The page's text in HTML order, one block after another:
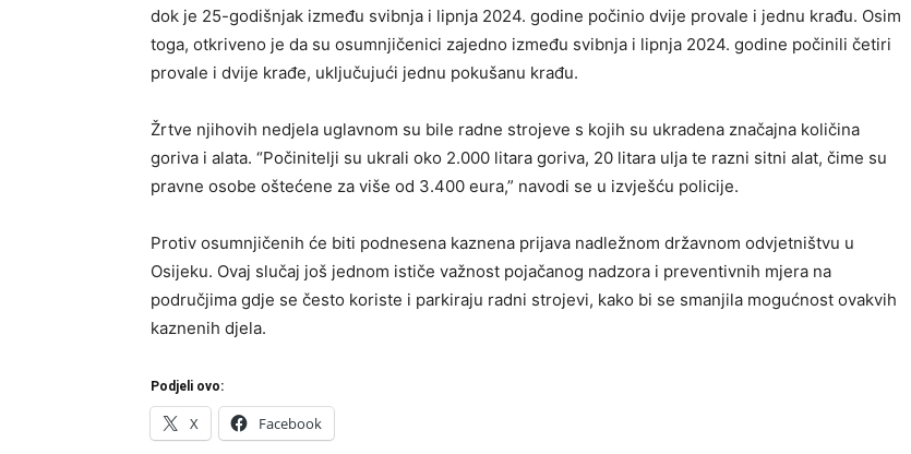
dok je 25-godišnjak između svibnja i lipnja 2024. godine počinio dvije provale i jednu krađu. Osim
toga, otkriveno je da su osumnjičenici zajedno između svibnja i lipnja 2024. godine počinili četiri
provale i dvije krađe, uključujući jednu pokušanu krađu.
Žrtve njihovih nedjela uglavnom su bile radne strojeve s kojih su ukradena značajna količina
goriva i alata. “Počinitelji su ukrali oko 2.000 litara goriva, 20 litara ulja te razni sitni alat, čime su
pravne osobe oštećene za više od 3.400 eura,” navodi se u izvješću policije.
Protiv osumnjičenih će biti podnesena kaznena prijava nadležnom državnom odvjetništvu u
Osijeku. Ovaj slučaj još jednom ističe važnost pojačanog nadzora i preventivnih mjera na
područjima gdje se često koriste i parkiraju radni strojevi, kako bi se smanjila mogućnost ovakvih
kaznenih djela.
Podjeli ovo:
X Facebook